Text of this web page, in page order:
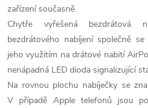
zařízení současně.
Chytře vyřešená bezdrátová
bezdrátového nabíjení společně
jeho využitím na drátové nabití
nenápadná LED dioda signalizující
Na rovnou plochu nabíječky se
V případě Apple telefonů jsou